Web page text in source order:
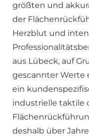
größten und
der
Herzblut und
aus Lübeck, auf
gescannter Werte
ein
industrielle taktile
deshalb über